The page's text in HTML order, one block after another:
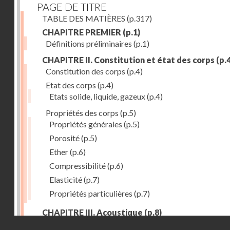
PAGE DE TITRE
TABLE DES MATIÈRES (p.317)
CHAPITRE PREMIER (p.1)
Définitions préliminaires (p.1)
CHAPITRE II. Constitution et état des corps
Constitution des corps (p.4)
Etat des corps (p.4)
Etats solide, liquide, gazeux(p.4)
Propriétés des corps (p.5)
Propriétés générales (p.5)
Porosité(p.5)
Ether(p.6)
Compressibilité(p.6)
Elasticité(p.7)
Propriétés particulières (p.7)
CHAPITRE III. Acoustique (p.8)